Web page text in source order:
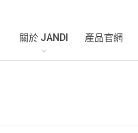
關於 JANDI 產品官網